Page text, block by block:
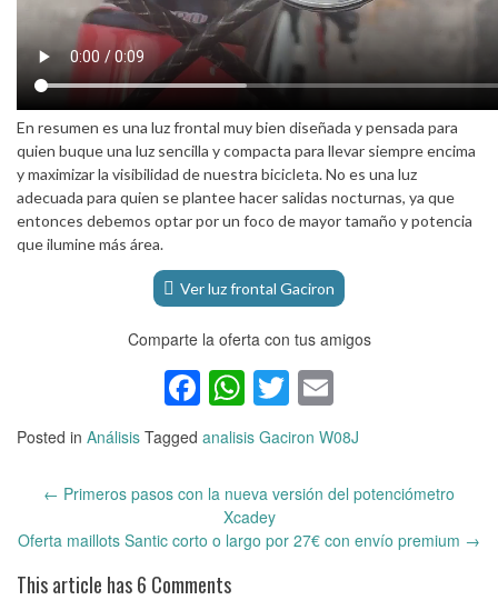
En resumen es una luz frontal muy bien diseñada y pensada para
quien buque una luz sencilla y compacta para llevar siempre encima
y maximizar la visibilidad de nuestra bicicleta. No es una luz
adecuada para quien se plantee hacer salidas nocturnas, ya que
entonces debemos optar por un foco de mayor tamaño y potencia
que ilumine más área.
Ver luz frontal Gaciron
Comparte la oferta con tus amigos
Facebook
WhatsApp
Twitter
Posted in Análisis Tagged analisis Gaciron W08J
navigation
← Primeros pasos con la nueva versión del potenciómetro
Xcadey
Oferta maillots Santic corto o largo por 27€ con envío premium →
This article has 6 Comments